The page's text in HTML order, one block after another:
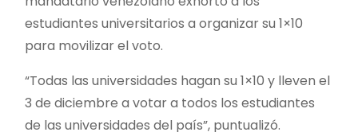
estudiantes universitarios a organizar su 1×10
para movilizar el voto.
“Todas las universidades hagan su 1×10 y lleven el
3 de diciembre a votar a todos los estudiantes
de las universidades del país”, puntualizó.